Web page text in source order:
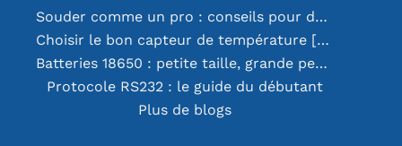
Souder comme un pro : conseils pour des connexions électroniques parfaites
Choisir le bon capteur de température [youtube]
Batteries 18650 : petite taille, grande performance
Protocole RS232 : le guide du débutant
Plus de blogs